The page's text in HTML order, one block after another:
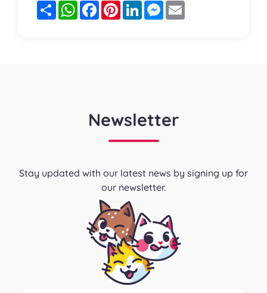
PartagerWhatsApp
FacebookPinterestLinkedInMessenger
Newsletter
Stay updated with our latest news by signing up for
our newsletter.